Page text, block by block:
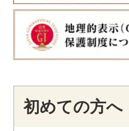
初めての方へ